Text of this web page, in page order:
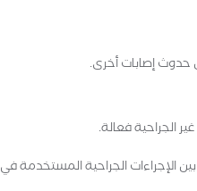
حدوث إصابات أخرى.
الجراحية فعالة.
الإجراءات الجراحية المستخدمة في